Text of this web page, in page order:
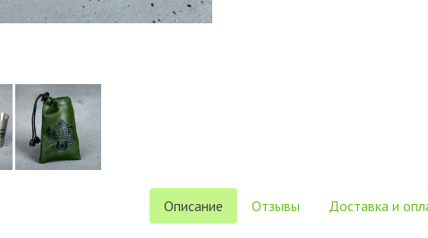
Описание Отзывы Доставка и